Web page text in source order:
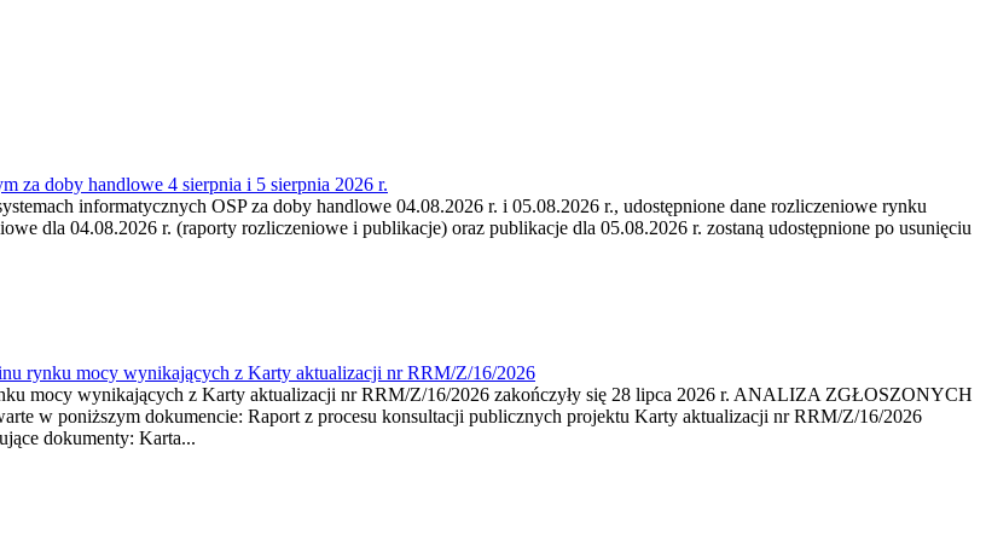
za doby handlowe 4 sierpnia i 5 sierpnia 2026 r.
informatycznych OSP za doby handlowe 04.08.2026 r. i 05.08.2026 r., udostępnione dane rozliczeniowe rynku
dla 04.08.2026 r. (raporty rozliczeniowe i publikacje) oraz publikacje dla 05.08.2026 r. zostaną udostępnione po usunięciu
rynku mocy wynikających z Karty aktualizacji nr RRM/Z/16/2026
mocy wynikających z Karty aktualizacji nr RRM/Z/16/2026 zakończyły się 28 lipca 2026 r. ANALIZA ZGŁOSZONYCH
w poniższym dokumencie: Raport z procesu konsultacji publicznych projektu Karty aktualizacji nr RRM/Z/16/2026
dokumenty: Karta...